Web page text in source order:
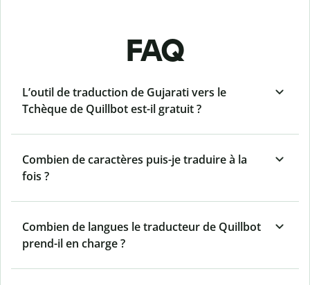
FAQ
L’outil de traduction de Gujarati vers le
Tchèque de Quillbot est-il gratuit ?
Combien de caractères puis-je traduire à la
fois ?
Combien de langues le traducteur de Quillbot
prend-il en charge ?